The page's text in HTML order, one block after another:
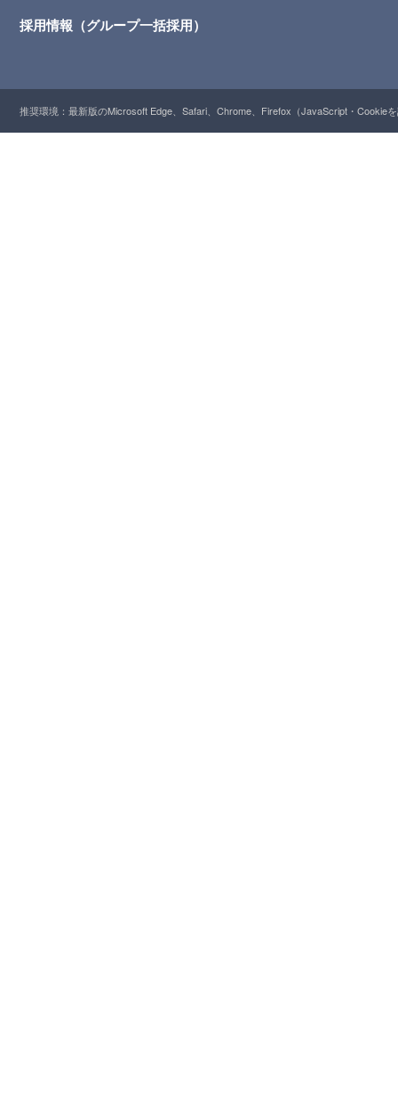
採用情報（グループ一括採用）
推奨環境：最新版のMicrosoft Edge、Safari、Chrome、Firefox（JavaScript・Cookie